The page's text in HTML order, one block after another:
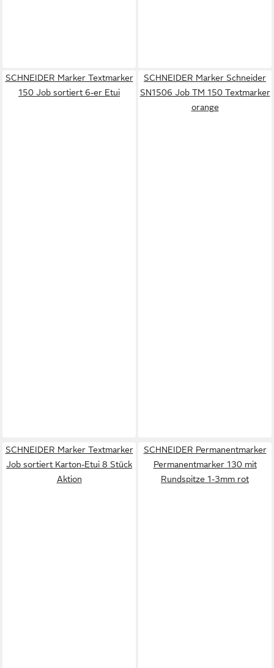
SCHNEIDER Marker Textmarker
150 Job sortiert 6-er Etui
SCHNEIDER Marker Schneider
SN1506 Job TM 150 Textmarker
orange
SCHNEIDER Marker Textmarker
Job sortiert Karton-Etui 8 Stück
Aktion
SCHNEIDER Permanentmarker
Permanentmarker 130 mit
Rundspitze 1-3mm rot